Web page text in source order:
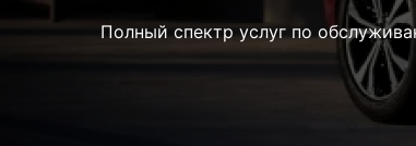
Полный спектр услуг по